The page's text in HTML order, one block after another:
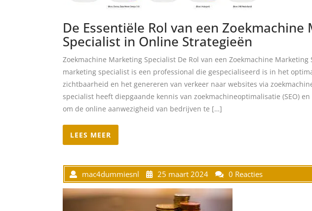
De Essentiële Rol van een Zoekmachine
Specialist in Online Strategieën
Zoekmachine Marketing Specialist De Rol van een Zoekmachine Marketing
marketing specialist is een professional die gespecialiseerd is in het
zichtbaarheid en het genereren van verkeer naar websites via
specialist heeft diepgaande kennis van zoekmachineoptimalisatie (SEO)
om de online aanwezigheid van bedrijven te […]
LEES MEER
mac4dummiesnl 25 maart 2024 0 Reacties